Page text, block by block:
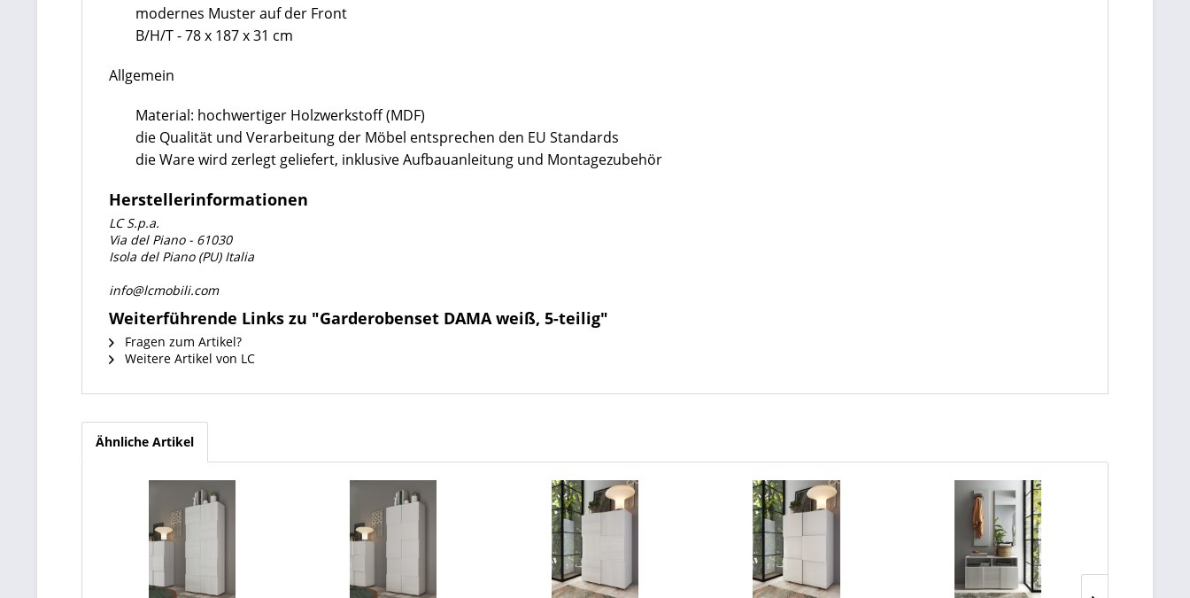
modernes Muster auf der Front
B/H/T - 78 x 187 x 31 cm
Allgemein
Material: hochwertiger Holzwerkstoff (MDF)
die Qualität und Verarbeitung der Möbel entsprechen den EU Standards
die Ware wird zerlegt geliefert, inklusive Aufbauanleitung und Montagezubehör
Herstellerinformationen
LC S.p.a.
Via del Piano - 61030
Isola del Piano (PU) Italia
info@lcmobili.com
Weiterführende Links zu "Garderobenset DAMA weiß, 5-teilig"
Fragen zum Artikel?
Weitere Artikel von LC
Ähnliche Artikel